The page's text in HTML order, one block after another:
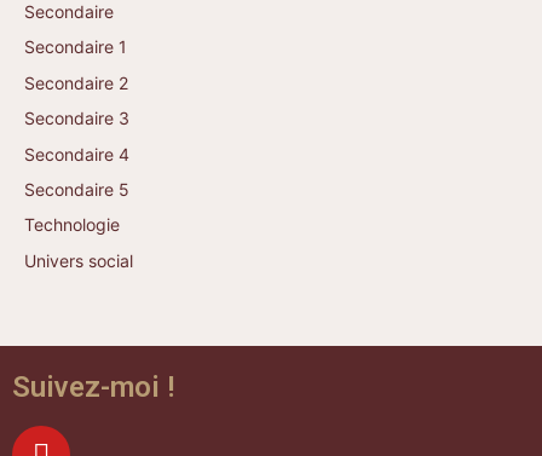
Secondaire
Secondaire 1
Secondaire 2
Secondaire 3
Secondaire 4
Secondaire 5
Technologie
Univers social
Suivez-moi !